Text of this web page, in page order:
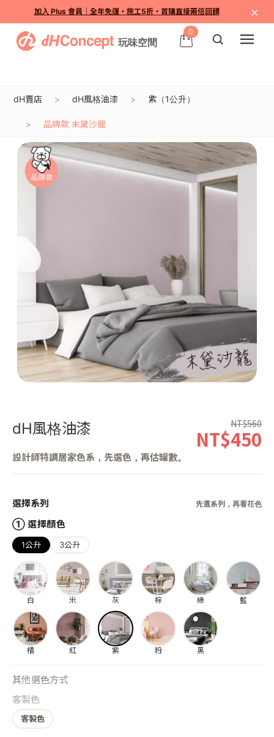
加入 Plus 會員｜全年免運・施工5折・首購直接兩倍回饋 ×
0
dH賣店 dH風格油漆 紫（1公升）
品牌款 末黛沙龍
dH風格油漆
設計師特調居家色系，先選色，再估罐數。
NT$560
NT$450
選擇系列 先選系列，再看花色
① 選擇顏色
1公升 3公升
白 米 灰 棕 綠 藍
橘 紅 紫 粉 黑
其他選色方式
客製色
客製色